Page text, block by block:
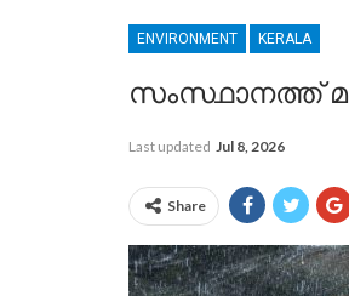
ENVIRONMENT KERALA
സംസ്ഥാനത്ത്
Last updated Jul 8, 2026
Share